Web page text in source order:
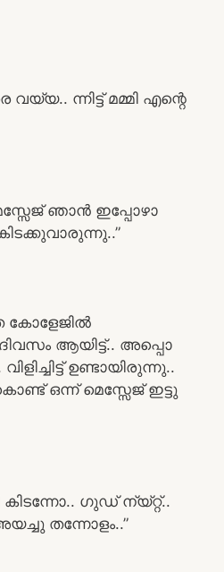
ന്നിട്ട് മമ്മി എന്റെ
ഞാൻ ഇപ്പോഴാ
ആയിട്ട്.. അപ്പൊ
ഉണ്ടായിരുന്നു..
ഒന്ന് മെസ്സേജ് ഇട്ടു
കിടന്നോ.. ഗുഡ് ന്യ്റ്റ്..
തന്നോളം..”